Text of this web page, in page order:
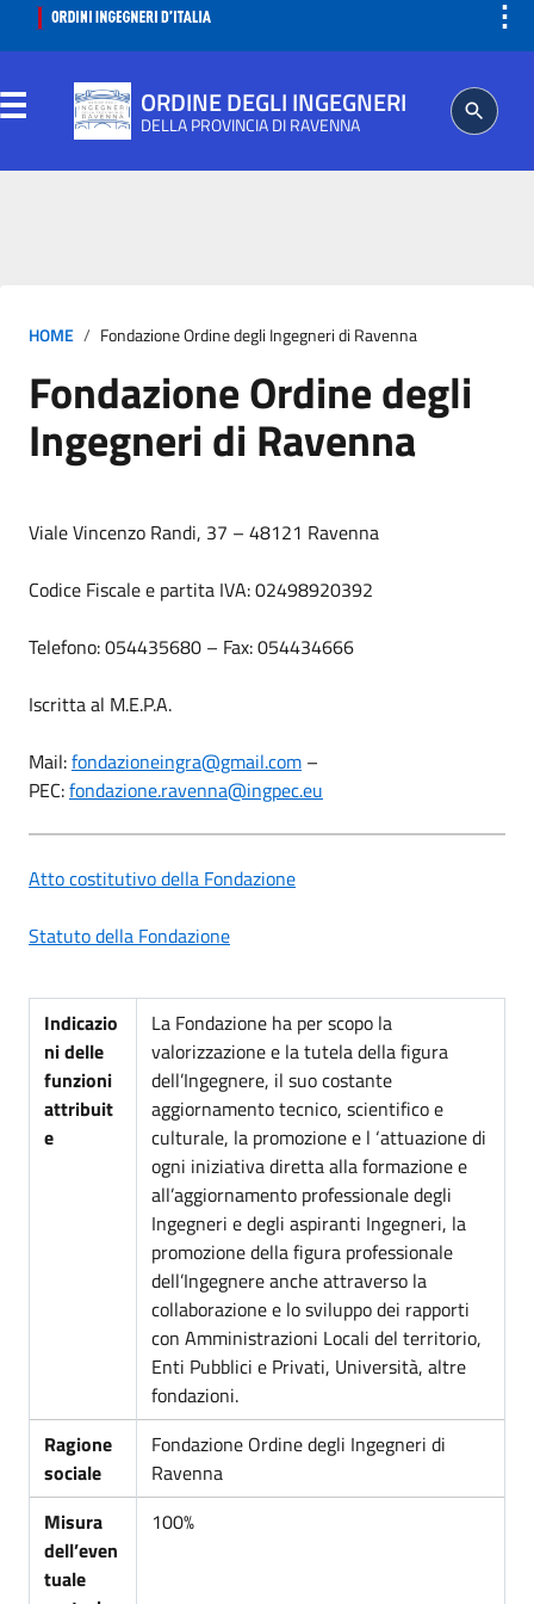
⋮
ORDINE DEGLI INGEGNERI
DELLA PROVINCIA DI RAVENNA
ISCRITTO
PROFESSIONE
AGGIORNAMENTO PROFESSIONALE
HOME Fondazione Ordine degli Ingegneri di Ravenna
Fondazione Ordine degli
Ingegneri di Ravenna
Viale Vincenzo Randi, 37 – 48121 Ravenna
Codice Fiscale e partita IVA: 02498920392
Telefono: 054435680 – Fax: 054434666
Iscritta al M.E.P.A.
Mail:fondazioneingra@gmail.com –
PEC:fondazione.ravenna@ingpec.eu
Atto costitutivo della Fondazione
Statuto della Fondazione
Indicazio
ni delle
funzioni
attribuit
e
La Fondazione ha per scopo la
valorizzazione e la tutela della figura
dell’Ingegnere, il suo costante
aggiornamento tecnico, scien­tifico e
culturale, la promozione e l ‘attuazione di
ogni iniziativa diretta alla formazione e
all’aggiornamento profes­sionale degli
Ingegneri e degli aspiranti Ingegneri, la
pro­mozione della figura professionale
dell’Ingegnere anche at­traverso la
collaborazione e lo sviluppo dei rapporti
con Am­ministrazioni Locali del territorio,
Enti Pubblici e Priva­ti, Università, altre
fondazioni.
Ragione
sociale
Fondazione Ordine degli Ingegneri di
Ravenna
Misura
dell’even
tuale
100%